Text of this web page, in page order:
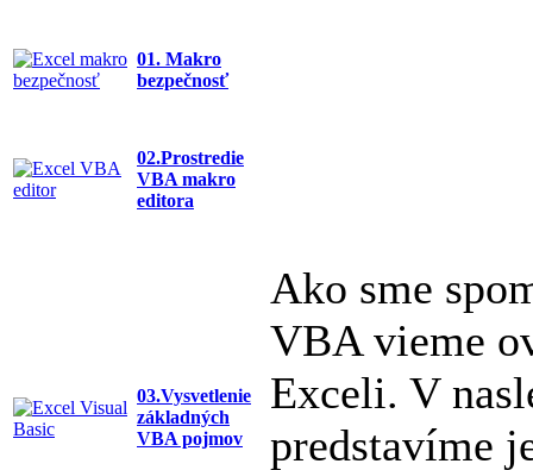
01. Makro
bezpečnosť
02.Prostredie
VBA makro
editora
03.Vysvetlenie
základných
VBA pojmov
Ako sme
VBA vieme
Exceli. V
predstavíme